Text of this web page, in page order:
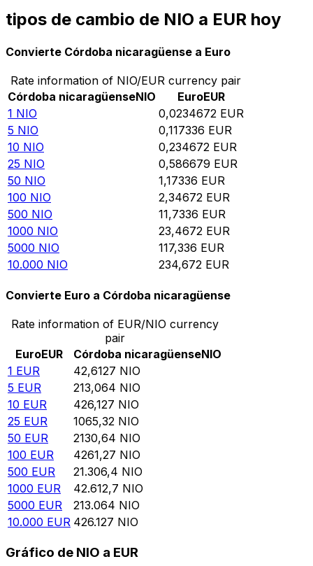
tipos de cambio de NIO a EUR hoy
Convierte Córdoba nicaragüense a Euro
Rate information of NIO/EUR currency pair
Córdoba nicaragüenseNIO EuroEUR
1 NIO 0,0234672 EUR
5 NIO 0,117336 EUR
10 NIO 0,234672 EUR
25 NIO 0,586679 EUR
50 NIO 1,17336 EUR
100 NIO 2,34672 EUR
500 NIO 11,7336 EUR
1000 NIO 23,4672 EUR
5000 NIO 117,336 EUR
10.000 NIO 234,672 EUR
Convierte Euro a Córdoba nicaragüense
Rate information of EUR/NIO currency
pair
EuroEUR Córdoba nicaragüenseNIO
1 EUR 42,6127 NIO
5 EUR 213,064 NIO
10 EUR 426,127 NIO
25 EUR 1065,32 NIO
50 EUR 2130,64 NIO
100 EUR 4261,27 NIO
500 EUR 21.306,4 NIO
1000 EUR 42.612,7 NIO
5000 EUR 213.064 NIO
10.000 EUR 426.127 NIO
Gráfico de NIO a EUR